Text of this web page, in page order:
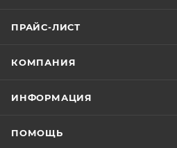
ПРАЙС-ЛИСТ
КОМПАНИЯ
ИНФОРМАЦИЯ
ПОМОЩЬ